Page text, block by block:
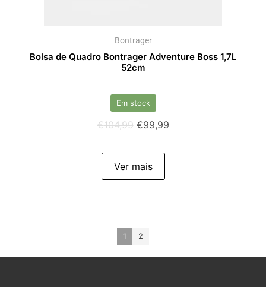
Bontrager
Bolsa de Quadro Bontrager Adventure Boss 1,7L
52cm
Em stock
€104,99 €99,99
Ver mais
1 2